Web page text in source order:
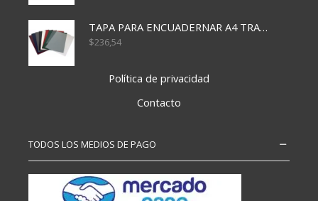
TAPA PARA ENCUADERNAR A4 TRANSP x50x500
$236,54
Política de privacidad
Contacto
TODOS LOS MEDIOS DE PAGO